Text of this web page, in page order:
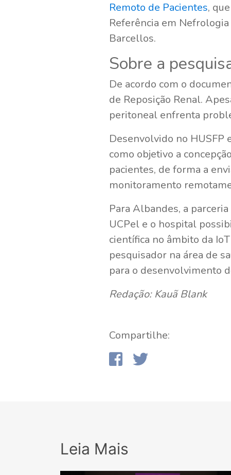
Remoto de Pacientes,
Referência em
Barcellos.
Sobre a
De acordo com o
de Reposição Renal.
peritoneal enfrenta
Desenvolvido no HUSFP
como objetivo a
pacientes, de forma a
monitoramento
Para Albandes, a
UCPel e o hospital
científica no âmbito da
pesquisador na área de
para o desenvolvimento
Redação: Kauã Blank
Compartilhe:
Leia Mais